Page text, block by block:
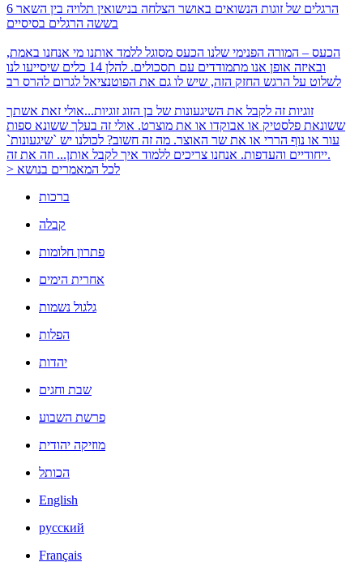
6 הרגלים של זוגות הנשואים באושר הצלחה בנישואין תלויה בין השאר
בששה הרגלים בסיסיים
הכעס – המורה הפנימי שלנו הכעס מסוגל ללמד אותנו מי אנחנו באמת,
ובאיזה אופן אנו מתמודדים עם תסכולים. להלן 14 כלים שיסייעו לנו
לשלוט על הרגש החזק הזה, שיש לו גם את הפוטנציאל לגרום להרס רב
זוגיות זה לקבל את השיגעונות של בן הזוג זוגיות...אולי זאת אשתך
ששונאת פלסטיק או אבוקדו או את מוצרט. אולי זה בעלך ששונא ספות
עור או נוף הררי או את שר האוצר. מה זה חשוב? לכולנו יש `שיגעונות`
ייחודיים והעדפות. אנחנו צריכים ללמוד איך לקבל אותן... וזה את זה.
> לכל המאמרים בנושא
ברכות
קבלה
פתרון חלומות
אחרית הימים
גלגול נשמות
הפלות
יהדות
שבת וחגים
פרשת השבוע
מוזיקה יהודית
הכותל
English
русский
Français